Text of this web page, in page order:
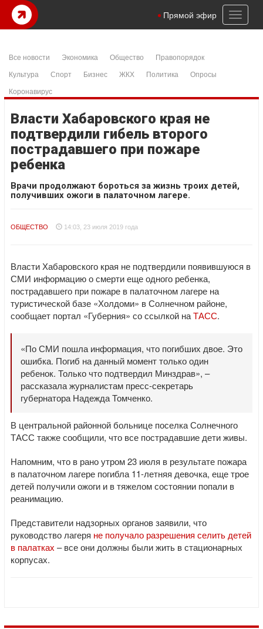
Toggle
Прямой эфир
Все новости Экономика Общество
Правопорядок
Культура
Спорт Бизнес ЖКХ Политика
Опросы
Коронавирус
Власти Хабаровского края не
подтвердили гибель второго
пострадавшего при пожаре
ребенка
Врачи продолжают бороться за жизнь троих детей,
получивших ожоги в палаточном лагере.
ОБЩЕСТВО 14:03, 23 июля 2019 года
Власти Хабаровского края не подтвердили появившуюся в
СМИ информацию о смерти еще одного ребенка,
пострадавшего при пожаре в палаточном лагере на
туристической базе «Холдоми» в Солнечном районе,
сообщает портал «Губерния» со ссылкой наТАСС.
«По СМИ пошла информация, что погибших двое. Это
ошибка. Погиб на данный момент только один
ребенок. Только что подтвердил Минздрав», –
рассказала журналистам пресс-секретарь
губернатора Надежда Томченко.
В центральной районной больнице поселка Солнечного
ТАСС также сообщили, что все пострадавшие дети живы.
Напомним, что в рано утром 23 июля в результате пожара
в палаточном лагере погибла 11-летняя девочка, еще трое
детей получили ожоги и в тяжелом состоянии попали в
реанимацию.
Представители надзорных органов заявили, что
руководство лагеря не получало разрешения селить детей
в палатках – все они должны были жить в стационарных
корпусах.